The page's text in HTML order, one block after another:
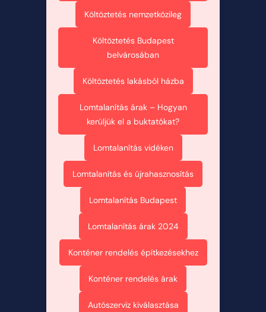
Költöztetés nemzetközileg
Költöztetés Budapest
belvárosában
Költöztetés lakásból házba
Lomtalanítás árak – Hogyan
kerüljük el a buktatókat?
Lomtalanítás vidéken
Lomtalanítás és újrahasznosítás
Lomtalanítás Budapest
Lomtalanítás árak 2024
Konténer rendelés építkezésekhez
Konténer rendelés árak
Autószerviz kiválasztása